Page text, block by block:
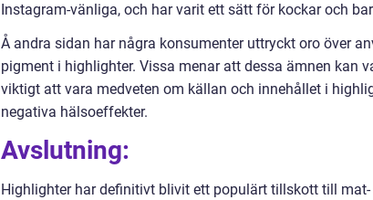
Instagram-vänliga, och har varit ett sätt för kockar och
Å andra sidan har några konsumenter uttryckt oro över
pigment i highlighter. Vissa menar att dessa ämnen kan
viktigt att vara medveten om källan och innehållet i
negativa hälsoeffekter.
Avslutning:
Highlighter har definitivt blivit ett populärt tillskott till